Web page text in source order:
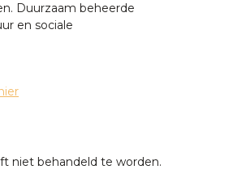
Duurzaam beheerde
en sociale
niet behandeld te worden.